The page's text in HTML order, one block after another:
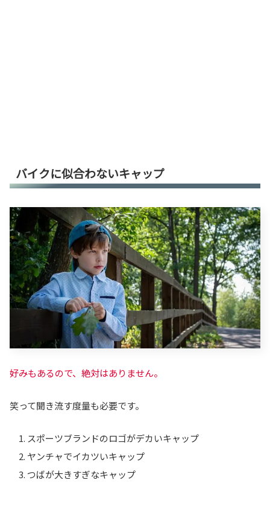
バイクに似合わないキャップ
好みもあるので、絶対はありません。
笑って聞き流す度量も必要です。
スポーツブランドのロゴがデカいキャップ
ヤンチャでイカツいキャップ
つばが大きすぎなキャップ